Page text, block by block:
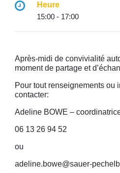
Heure
15:00 - 17:00
Après-midi de convivialité
moment de partage et
Pour tout renseignements ou
contacter:
Adeline BOWE –
06 13 26 94 52
ou
adeline.bowe@sauer-